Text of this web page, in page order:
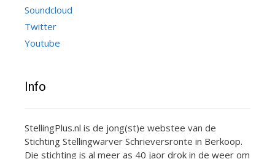
Soundcloud
Twitter
Youtube
Info
StellingPlus.nl is de jong(st)e webstee van de
Stichting Stellingwarver Schrieversronte in Berkoop.
Die stichting is al meer as 40 jaor drok in de weer om